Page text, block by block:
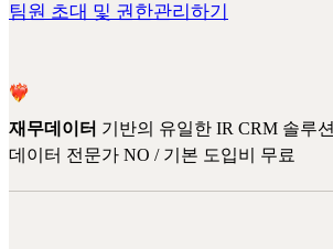
팀원 초대 및 권한관리하기
재무데이터 기반의 유일한 IR CRM 솔루션
데이터 전문가 NO / 기본 도입비 무료